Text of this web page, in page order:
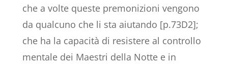
che a volte queste premonizioni vengono
da qualcuno che li sta aiutando [p.73D2];
che ha la capacità di resistere al controllo
mentale dei Maestri della Notte e in